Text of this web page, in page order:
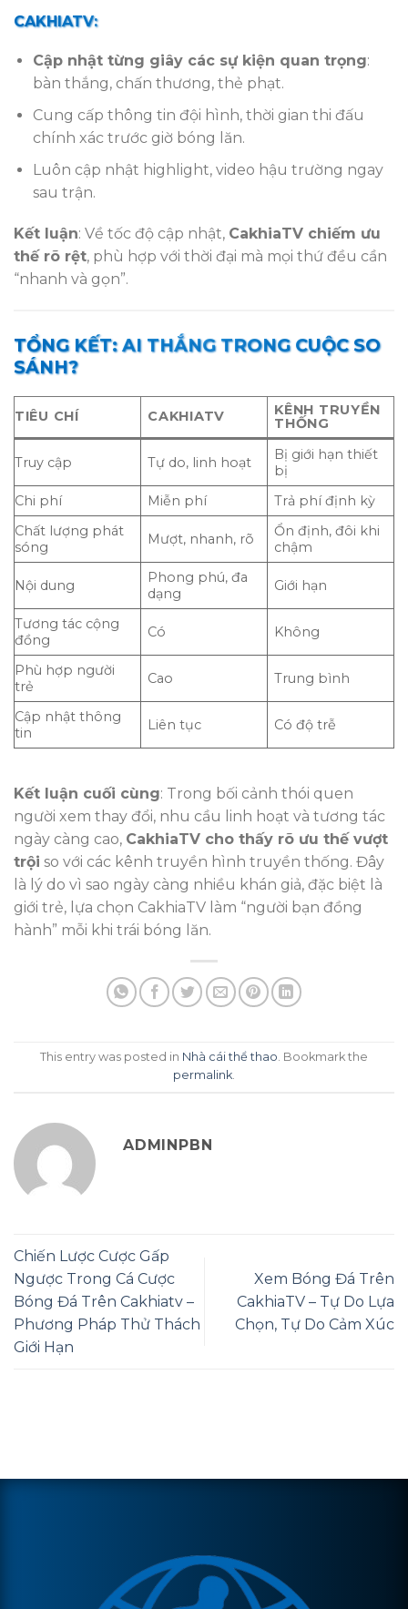
CAKHIATV:
Cập nhật từng giây các sự kiện quan trọng:
bàn thắng, chấn thương, thẻ phạt.
Cung cấp thông tin đội hình, thời gian thi đấu
chính xác trước giờ bóng lăn.
Luôn cập nhật highlight, video hậu trường ngay
sau trận.
Kết luận: Về tốc độ cập nhật, CakhiaTV chiếm ưu
thế rõ rệt, phù hợp với thời đại mà mọi thứ đều cần
“nhanh và gọn”.
TỔNG KẾT: AI THẮNG TRONG CUỘC SO
SÁNH?
TIÊU CHÍ CAKHIATV
KÊNH TRUYỀN
THỐNG
Truy cập Tự do, linh hoạt
Bị giới hạn thiết
bị
Chi phí
Miễn phí
Trả phí định kỳ
Chất lượng phát
sóng
Mượt, nhanh, rõ
Ổn định, đôi khi
chậm
Nội dung
Phong phú, đa
dạng
Giới hạn
Tương tác cộng
đồng
Có Không
Phù hợp người
trẻ
Cao Trung bình
Cập nhật thông
tin
Liên tục Có độ trễ
Kết luận cuối cùng: Trong bối cảnh thói quen
người xem thay đổi, nhu cầu linh hoạt và tương tác
ngày càng cao, CakhiaTV cho thấy rõ ưu thế vượt
trội so với các kênh truyền hình truyền thống. Đây
là lý do vì sao ngày càng nhiều khán giả, đặc biệt là
giới trẻ, lựa chọn CakhiaTV làm “người bạn đồng
hành” mỗi khi trái bóng lăn.
This entry was posted in Nhà cái thể thao . Bookmark the
permalink
ADMINPBN
Chiến Lược Cược Gấp
Ngược Trong Cá Cược
Bóng Đá Trên Cakhiatv –
Phương Pháp Thử Thách
Giới Hạn
Xem Bóng Đá Trên
CakhiaTV – Tự Do Lựa
Chọn, Tự Do Cảm Xúc